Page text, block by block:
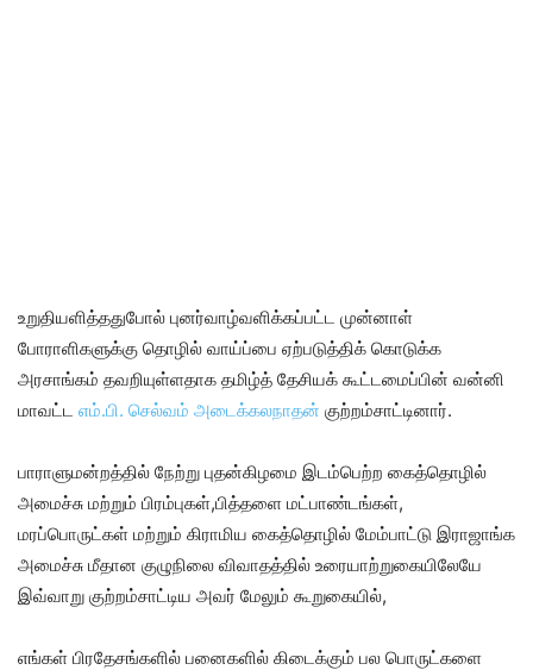
உறுதியளித்ததுபோல் புனர்வாழ்வளிக்கப்பட்ட முன்னாள்
போராளிகளுக்கு தொழில் வாய்ப்பை ஏற்படுத்திக் கொடுக்க
அரசாங்கம் தவறியுள்ளதாக தமிழ்த் தேசியக் கூட்டமைப்பின் வன்னி
மாவட்ட எம்.பி. செல்வம் அடைக்கலநாதன் குற்றம்சாட்டினார்.
பாராளுமன்றத்தில் நேற்று புதன்கிழமை இடம்பெற்ற கைத்தொழில்
அமைச்சு மற்றும் பிரம்புகள்,பித்தளை மட்பாண்டங்கள்,
மரப்பொருட்கள் மற்றும் கிராமிய கைத்தொழில் மேம்பாட்டு இராஜாங்க
அமைச்சு மீதான குழுநிலை விவாதத்தில் உரையாற்றுகையிலேயே
இவ்வாறு குற்றம்சாட்டிய அவர் மேலும் கூறுகையில்,
எங்கள் பிரதேசங்களில் பனைகளில் கிடைக்கும் பல பொருட்களை